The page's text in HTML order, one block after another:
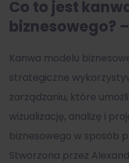
Co to jest
biznesowego?
Kanwa modelu
strategiczne
zarządzaniu, które
wizualizację, analizę i
biznesowego w sposób
Stworzona przez